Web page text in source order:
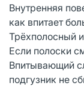
Внутренняя
как впитает
Трёхполосный
Если полоски
Впитывающий
подгузник не